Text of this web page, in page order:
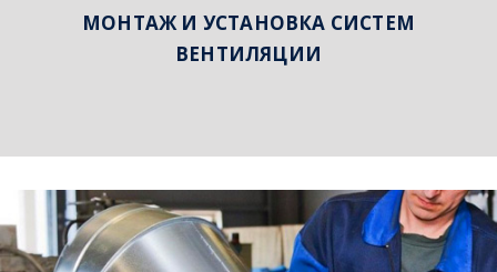
МОНТАЖ И УСТАНОВКА СИСТЕМ
ВЕНТИЛЯЦИИ